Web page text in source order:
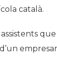
català.